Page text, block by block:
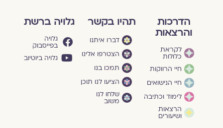
הדרכות
והרצאות
לקראת
כלולות
חיי הרווקות
חיי הנישואים
לימוד וכתיבה
הרצאות
ושיעורים
תהיו בקשר
דברו איתנו
הצטרפו אלינו
תמכו בנו
הציעו לנו תוכן
שלחו לנו
משוב
גלויה ברשת
גלויה
בפייסבוק
גלויה ביוטיוב